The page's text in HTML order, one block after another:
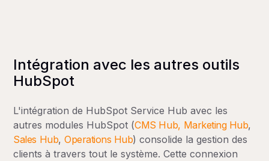
Intégration avec les autres outils
HubSpot
L'intégration de HubSpot Service Hub avec les
autres modules HubSpot (CMS Hub, Marketing Hub,
Sales Hub,Operations Hub) consolide la gestion des
clients à travers tout le système. Cette connexion